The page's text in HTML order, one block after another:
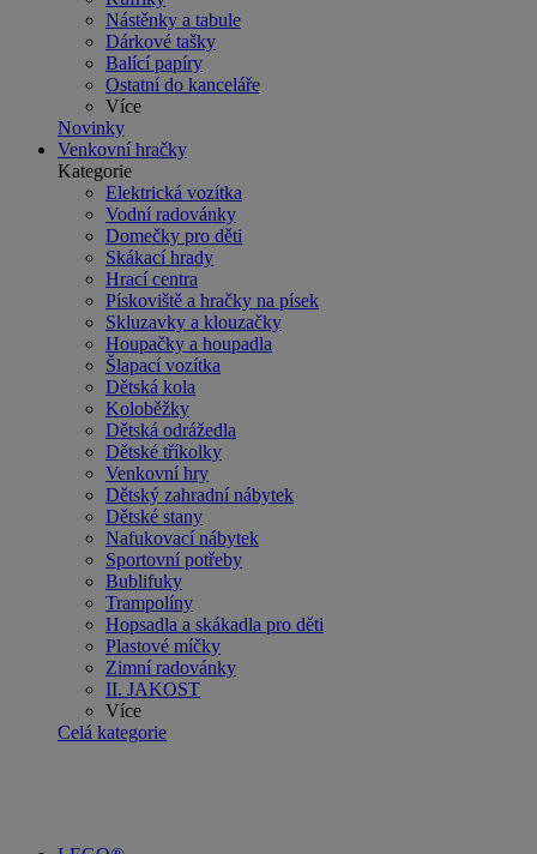
Nástěnky a tabule
Dárkové tašky
Balící papíry
Ostatní do kanceláře
Více
Novinky
Venkovní hračky
Kategorie
Elektrická vozítka
Vodní radovánky
Domečky pro děti
Skákací hrady
Hrací centra
Pískoviště a hračky na písek
Skluzavky a klouzačky
Houpačky a houpadla
Šlapací vozítka
Dětská kola
Koloběžky
Dětská odrážedla
Dětské tříkolky
Venkovní hry
Dětský zahradní nábytek
Dětské stany
Nafukovací nábytek
Sportovní potřeby
Bublifuky
Trampolíny
Hopsadla a skákadla pro děti
Plastové míčky
Zimní radovánky
II. JAKOST
Více
Celá kategorie